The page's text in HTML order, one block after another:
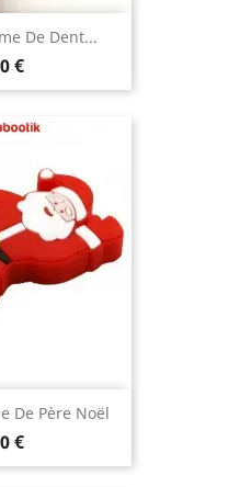
De Dent...
€
De Père Noël
€